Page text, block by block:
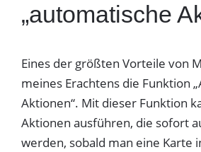
„automatische
Eines der größten Vorteile von
meines Erachtens die Funktion
Aktionen“. Mit dieser Funktion
Aktionen ausführen, die sofort
werden, sobald man eine Karte